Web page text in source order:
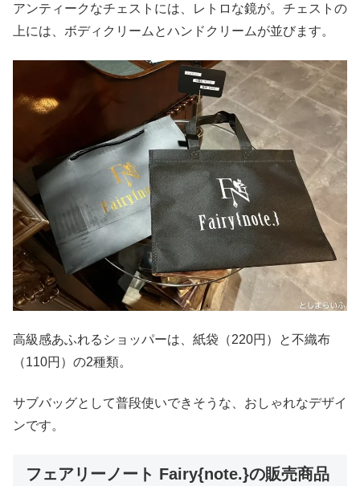
アンティークなチェストには、レトロな鏡が。チェストの
上には、ボディクリームとハンドクリームが並びます。
高級感あふれるショッパーは、紙袋（220円）と不織布
（110円）の2種類。
サブバッグとして普段使いできそうな、おしゃれなデザイ
ンです。
フェアリーノート Fairy{note.}の販売商品